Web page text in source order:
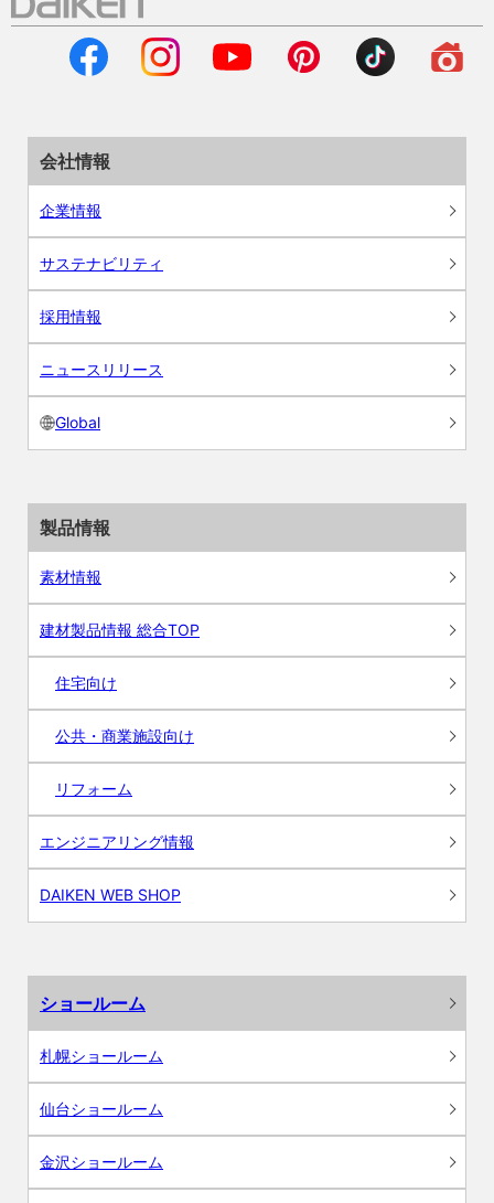
会社情報
企業情報
サステナビリティ
採用情報
ニュースリリース
Global
製品情報
素材情報
建材製品情報 総合TOP
住宅向け
公共・商業施設向け
リフォーム
エンジニアリング情報
DAIKEN WEB SHOP
ショールーム
札幌ショールーム
仙台ショールーム
金沢ショールーム